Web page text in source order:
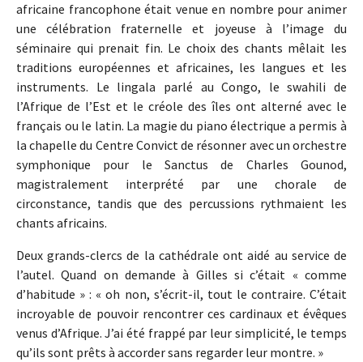
africaine francophone était venue en nombre pour animer
une célébration fraternelle et joyeuse à l’image du
séminaire qui prenait fin. Le choix des chants mêlait les
traditions européennes et africaines, les langues et les
instruments. Le lingala parlé au Congo, le swahili de
l’Afrique de l’Est et le créole des îles ont alterné avec le
français ou le latin. La magie du piano électrique a permis à
la chapelle du Centre Convict de résonner avec un orchestre
symphonique pour le Sanctus de Charles Gounod,
magistralement interprété par une chorale de
circonstance, tandis que des percussions rythmaient les
chants africains.
Deux grands-clercs de la cathédrale ont aidé au service de
l’autel. Quand on demande à Gilles si c’était « comme
d’habitude » : « oh non, s’écrit-il, tout le contraire. C’était
incroyable de pouvoir rencontrer ces cardinaux et évêques
venus d’Afrique. J’ai été frappé par leur simplicité, le temps
qu’ils sont prêts à accorder sans regarder leur montre. »